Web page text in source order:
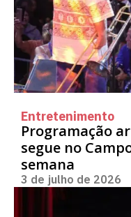
Entretenimento
Programação
segue no
semana
3 de julho de 2026